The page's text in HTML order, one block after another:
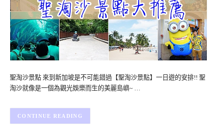
聖淘沙景點 來到新加坡是不可能錯過【聖淘沙景點】一日遊的安排!! 聖
淘沙就像是一個為觀光娛樂而生的美麗島嶼~ …
CONTINUE READING